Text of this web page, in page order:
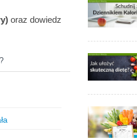
oraz dowiedz